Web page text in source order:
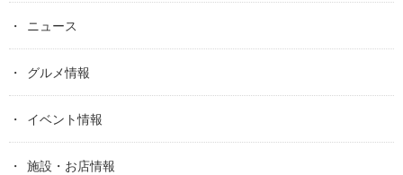
ニュース
グルメ情報
イベント情報
施設・お店情報